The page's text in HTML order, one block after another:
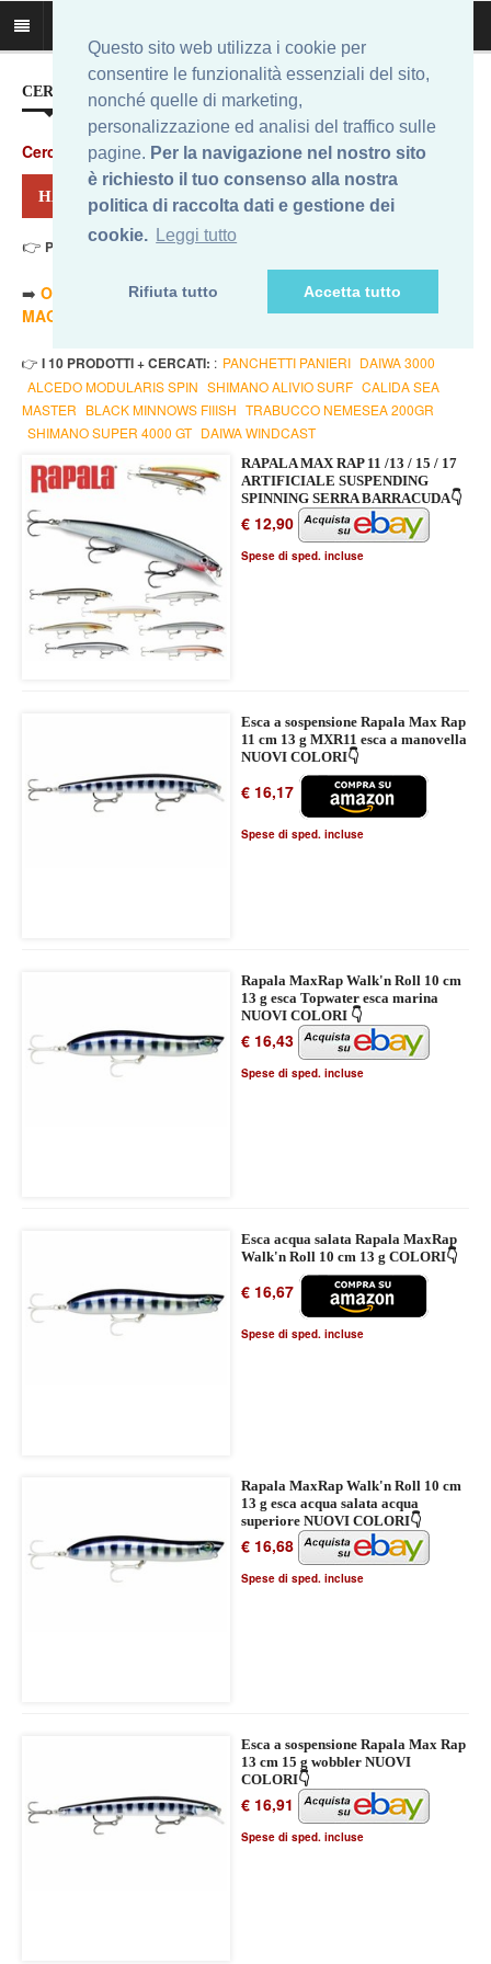
Questo sito web utilizza i cookie per
consentire le funzionalità essenziali del sito,
nonché quelle di marketing,
personalizzazione ed analisi del traffico sulle
pagine. Per la navigazione nel nostro sito
è richiesto il tuo consenso alla nostra
politica di raccolta dati e gestione dei
cookie. Leggi tutto
Rifiuta tutto Accetta tutto
CERCA IL MIGLIOR PREZZO...
Cerca
HAI CERCATO: MAXRAP FHC
👉 Prezzo Min. 12,90 Eur - Prezzo Max 18,01 Eur
➡️ ORDINA PER PREZZO MINORE
ORDINA PER PREZZO
MAGGIORE
- 🔥TUTTI
👉 I 10 PRODOTTI + CERCATI: : PANCHETTI PANIERI DAIWA 3000
ALCEDO MODULARIS SPIN SHIMANO ALIVIO SURF CALIDA SEA
MASTER BLACK MINNOWS FIIISH TRABUCCO NEMESEA 200GR
SHIMANO SUPER 4000 GT DAIWA WINDCAST
RAPALA MAX RAP 11 /13 / 15 / 17
ARTIFICIALE SUSPENDING
SPINNING SERRA BARRACUDA👇
€ 12,90
Spese di sped. incluse
Esca a sospensione Rapala Max Rap
11 cm 13 g MXR11 esca a manovella
NUOVI COLORI👇
€ 16,17
Spese di sped. incluse
Rapala MaxRap Walk'n Roll 10 cm
13 g esca Topwater esca marina
NUOVI COLORI 👇
€ 16,43
Spese di sped. incluse
Esca acqua salata Rapala MaxRap
Walk'n Roll 10 cm 13 g COLORI👇
€ 16,67
Spese di sped. incluse
Rapala MaxRap Walk'n Roll 10 cm
13 g esca acqua salata acqua
superiore NUOVI COLORI👇
€ 16,68
Spese di sped. incluse
Esca a sospensione Rapala Max Rap
13 cm 15 g wobbler NUOVI
COLORI👇
€ 16,91
Spese di sped. incluse